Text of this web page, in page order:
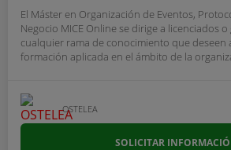
El Máster en Organización de Eventos,
Negocio MICE Online se dirige a licenciados
cualquier rama de conocimiento que deseen
formación aplicada en el ámbito de la
OSTELEA
SOLICITAR